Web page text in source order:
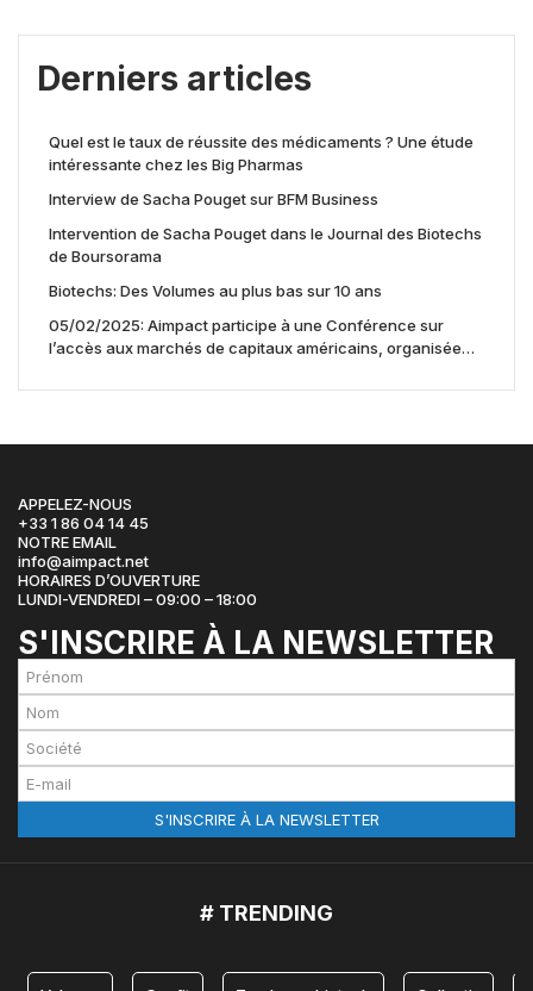
Derniers articles
Quel est le taux de réussite des médicaments ? Une étude
intéressante chez les Big Pharmas
Interview de Sacha Pouget sur BFM Business
Intervention de Sacha Pouget dans le Journal des Biotechs
de Boursorama
Biotechs: Des Volumes au plus bas sur 10 ans
05/02/2025: Aimpact participe à une Conférence sur
l’accès aux marchés de capitaux américains, organisée
APPELEZ-NOUS
+33 1 86 04 14 45
NOTRE EMAIL
info@aimpact.net
HORAIRES D’OUVERTURE
LUNDI-VENDREDI – 09:00 – 18:00
S'INSCRIRE À LA NEWSLETTER
# TRENDING